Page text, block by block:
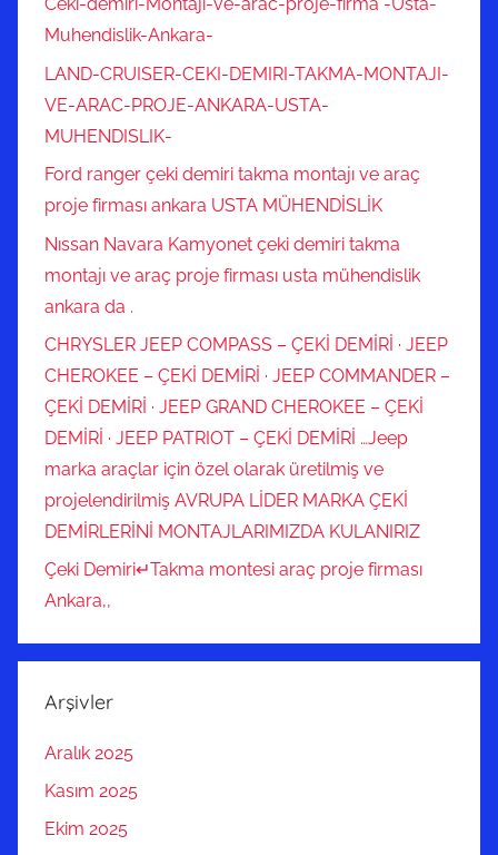
Ceki-demiri-Montaji-ve-arac-proje-firma -Usta-
Muhendislik-Ankara-
LAND-CRUISER-CEKI-DEMIRI-TAKMA-MONTAJI-
VE-ARAC-PROJE-ANKARA-USTA-
MUHENDISLIK-
Ford ranger çeki demiri takma montajı ve araç
proje firması ankara USTA MÜHENDİSLİK
Nıssan Navara Kamyonet çeki demiri takma
montajı ve araç proje firması usta mühendislik
ankara da .
CHRYSLER JEEP COMPASS – ÇEKİ DEMİRİ · JEEP
CHEROKEE – ÇEKİ DEMİRİ · JEEP COMMANDER –
ÇEKİ DEMİRİ · JEEP GRAND CHEROKEE – ÇEKİ
DEMİRİ · JEEP PATRIOT – ÇEKİ DEMİRİ …Jeep
marka araçlar için özel olarak üretilmiş ve
projelendirilmiş AVRUPA LİDER MARKA ÇEKİ
DEMİRLERİNİ MONTAJLARIMIZDA KULANIRIZ
Çeki Demiri↵Takma montesi araç proje firması
Ankara,,
Arşivler
Aralık 2025
Kasım 2025
Ekim 2025